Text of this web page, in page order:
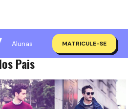
Alunas MATRICULE-SE
cair em cilada nas
Pais